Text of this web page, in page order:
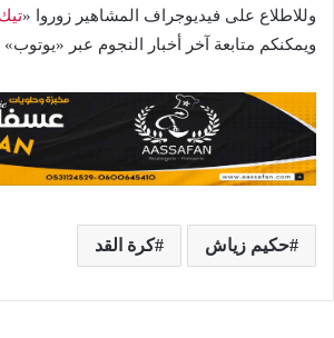
وللاطلاع على فيديوجراف المشاهير زوروا «
ويمكنكم متابعة آخر أخبار النجوم عبر «يوتوب»
حكيم زياش كرة القد